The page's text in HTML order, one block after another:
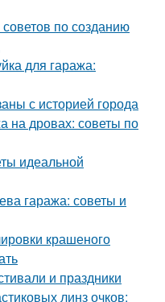
по созданию
для гаража:
с историей города
на дровах: советы по
идеальной
гаража: советы и
крашеного
и праздники
линз очков: